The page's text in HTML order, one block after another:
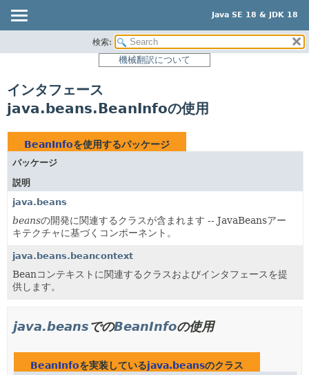
Java SE 18 & JDK 18
パッケージ
クラス
使用
ツリー
新規
非推奨
索引
ヘルプ
検索:
機械翻訳について
インタフェース
java.beans.BeanInfoの使用
BeanInfoを使用するパッケージ
パッケージ
説明
java.beans
beansの開発に関連するクラスが含まれます -- JavaBeansアー
キテクチャに基づくコンポーネント。
java.beans.beancontext
Beanコンテキストに関連するクラスおよびインタフェースを提
供します。
java.beansでのBeanInfoの使用
BeanInfoを実装しているjava.beansのクラス